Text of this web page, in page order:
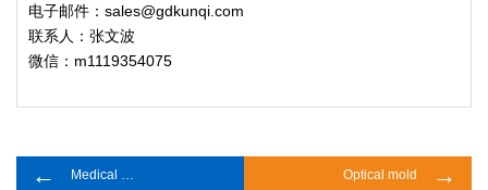
电子邮件：sales@gdkunqi.com
联系人：张文波
微信：m1119354075
← Optical mold →